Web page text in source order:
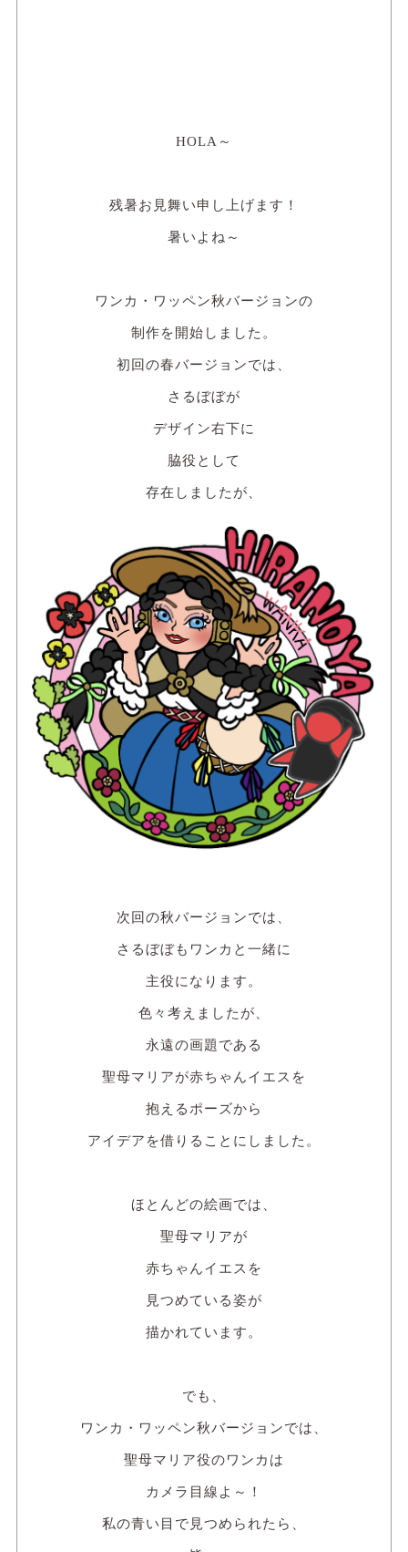
HOLA～
残暑お見舞い申し上げます！
暑いよね～
ワンカ・ワッペン秋バージョンの
制作を開始しました。
初回の春バージョンでは、
さるぼぼが
デザイン右下に
脇役として
存在しましたが、
次回の秋バージョンでは、
さるぼぼもワンカと一緒に
主役になります。
色々考えましたが、
永遠の画題である
聖母マリアが赤ちゃんイエスを
抱えるポーズから
アイデアを借りることにしました。
ほとんどの絵画では、
聖母マリアが
赤ちゃんイエスを
見つめている姿が
描かれています。
でも、
ワンカ・ワッペン秋バージョンでは、
聖母マリア役のワンカは
カメラ目線よ～！
私の青い目で見つめられたら、